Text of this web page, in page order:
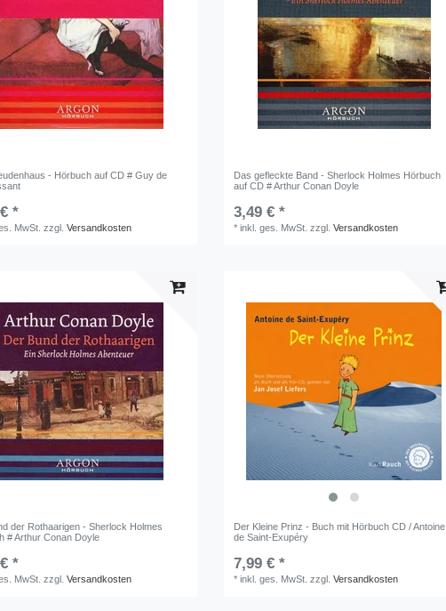
- Hörbuch auf CD # Guy de
*
MwSt. zzgl.Versandkosten
Das gefleckte Band - Sherlock Holmes Hörbuch
auf CD # Arthur Conan Doyle
3,49 € *
*inkl. ges. MwSt. zzgl.Versandkosten
der Rothaarigen - Sherlock Holmes
# Arthur Conan Doyle
*
MwSt. zzgl.Versandkosten
Der Kleine Prinz - Buch mit Hörbuch CD / Antoine
de Saint-Exupéry
7,99 € *
*inkl. ges. MwSt. zzgl.Versandkosten